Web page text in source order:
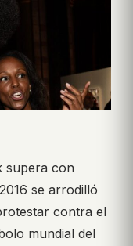
supera con
se arrodilló
contra el
mundial del